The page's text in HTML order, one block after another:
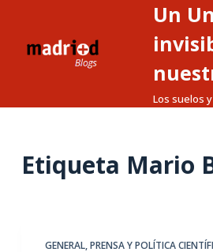
Un
Los suelos
Etiqueta Mario
GENERAL,PRENSA Y POLÍTICA